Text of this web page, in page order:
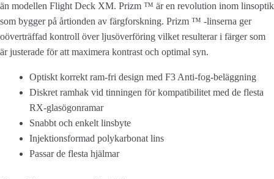
Prizm
snow
sapphire
iridium
än modellen Flight Deck XM. Prizm ™ är en revolution inom linsoptik
som bygger på årtionden av färgforskning. Prizm ™ -linserna ger
oöverträffad kontroll över ljusöverföring vilket resulterar i färger som
är justerade för att maximera kontrast och optimal syn.
Optiskt korrekt ram-fri design med F3 Anti-fog-beläggning
Diskret ramhak vid tinningen för kompatibilitet med de flesta
RX-glasögonramar
Snabbt och enkelt linsbyte
Injektionsformad polykarbonat lins
Passar de flesta hjälmar